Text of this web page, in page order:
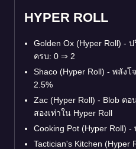
HYPER ROLL
Golden Ox (Hyper Roll) -
ครบ: 0 ⇒ 2
Shaco (Hyper Roll) - พลัง
2.5%
Zac (Hyper Roll) - Blob ต
สองเท่าใน Hyper Roll
Cooking Pot (Hyper Roll)
Tactician's Kitchen (Hyper